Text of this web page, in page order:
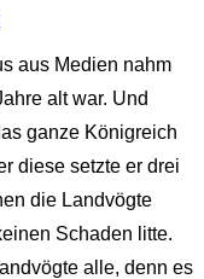
aus Medien nahm
alt war. Und
ganze Königreich
diese setzte er drei
die Landvögte
Schaden litte.
alle, denn es